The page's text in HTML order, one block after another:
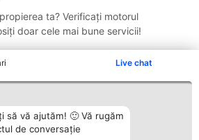
Live chat
să vă ajutăm! 🙂 Vă rugăm
de conversație
ta? Verificați motorul
doar cele mai bune servicii!